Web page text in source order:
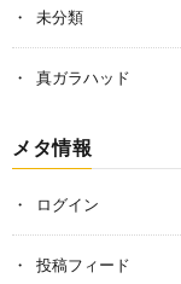
未分類
真ガラハッド
メタ情報
ログイン
投稿フィード